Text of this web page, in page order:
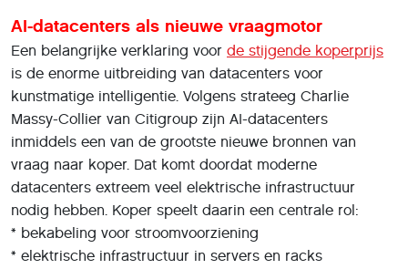
AI-datacenters als nieuwe vraagmotor
Een belangrijke verklaring voor de stijgende koperprijs
is de enorme uitbreiding van datacenters voor
kunstmatige intelligentie. Volgens strateeg Charlie
Massy-Collier van Citigroup zijn AI-datacenters
inmiddels een van de grootste nieuwe bronnen van
vraag naar koper. Dat komt doordat moderne
datacenters extreem veel elektrische infrastructuur
nodig hebben. Koper speelt daarin een centrale rol:
* bekabeling voor stroomvoorziening
* elektrische infrastructuur in servers en racks